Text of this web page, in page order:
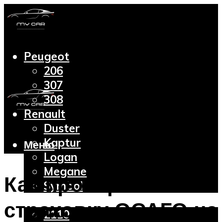
Peugeot
206
307
308
Renault
Duster
Kaptur
Logan
Megane
Symbol
2110
Меню
Как проверить
страховку ОСАГО на